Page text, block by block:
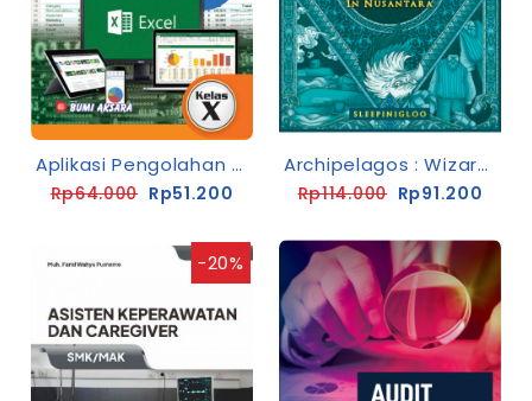
Aplikasi Pengolahan Angka Kelas X SMK/MAK [K13-Rev]
Rp64.000 Rp51.200
Archipelagos : Wizarding School In Nusantara (Extended Edition)
Rp114.000 Rp91.200
-20%